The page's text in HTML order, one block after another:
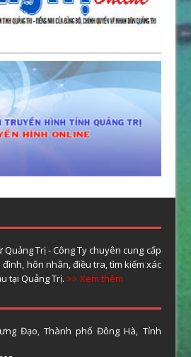
Quảng Trị - Công Ty chuyên cung cấp
hôn nhân, điều tra, tìm kiếm xác
tại Quảng Trị. >> Xem thêm
Đạo, Thành phố Đông Hà, Tỉnh